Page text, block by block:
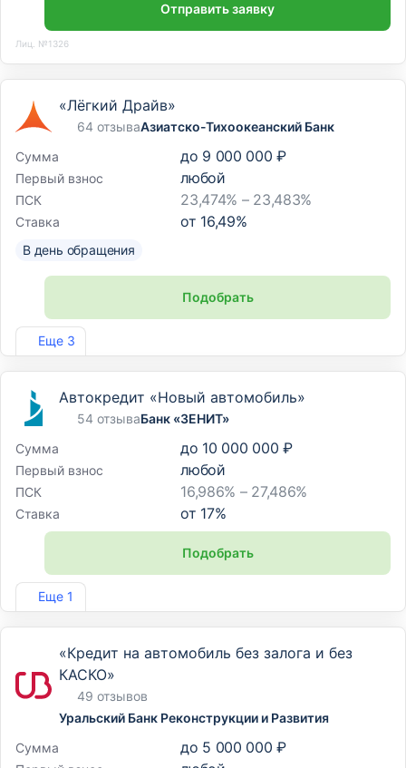
Отправить заявку
Лиц. №1326
Еще 3
«Лёгкий Драйв»
64 отзываАзиатско-Тихоокеанский Банк
Сумма
до 9 000 000 ₽
Первый взнос любой
ПСК 23,474% – 23,483%
Ставка от 16,49%
В день обращения
Подобрать
Лиц. №1810
Еще 1
Автокредит «Новый автомобиль»
54 отзываБанк «ЗЕНИТ»
Сумма
до 10 000 000 ₽
Первый взнос любой
ПСК 16,986% – 27,486%
Ставка от 17%
Подобрать
Лиц. №3255
«Кредит на автомобиль без залога и без
КАСКО»
49 отзывов
Уральский Банк Реконструкции и Развития
Сумма
до 5 000 000 ₽